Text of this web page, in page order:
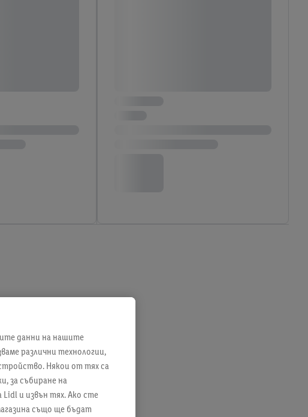
данни на нашите
различни технологии,
Някои от тях са
за събиране на
Lidl и извън тях. Ако сте
също ще бъдат